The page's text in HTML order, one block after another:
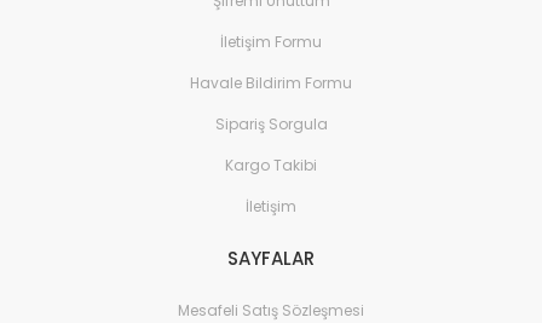
İletişim Formu
Havale Bildirim Formu
Sipariş Sorgula
Kargo Takibi
İletişim
SAYFALAR
Mesafeli Satış Sözleşmesi